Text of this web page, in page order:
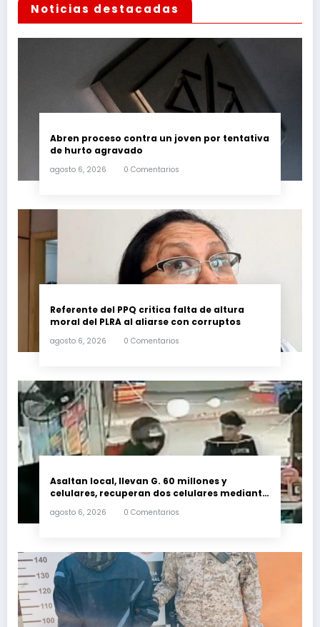
Noticias destacadas
Abren proceso contra un joven por tentativa
de hurto agravado
agosto 6, 2026 0 Comentarios
Referente del PPQ critica falta de altura
moral del PLRA al aliarse con corruptos
agosto 6, 2026 0 Comentarios
Asaltan local, llevan G. 60 millones y
celulares, recuperan dos celulares mediante
agosto 6, 2026 0 Comentarios